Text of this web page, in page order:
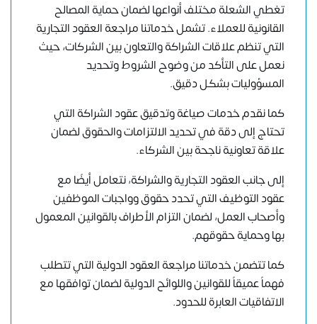
تغطي الشعلة مختلف أنواعها لضمان حماية المصالح
القانونية للعملاء. تشمل خدماتنا مراجعة العقود التجارية
التي تنظم علاقات الشراكة والتعاون بين الشركات، حيث
نعمل على التأكد من وضوح الشروط وتحديد
المسؤوليات بشكل دقيق.
كما نقدم خدمات صياغة وتدقيق عقود الشراكة التي
تحتاج إلى دقة في تحديد الالتزامات والحقوق لضمان
علاقة تعاونية ناجحة بين الشركاء.
إلى جانب العقود التجارية والشراكة، نتعامل أيضًا مع
عقود التوظيف التي تحدد حقوق وواجبات الموظفين
وأصحاب العمل، لضمان التزام الأطراف بالقوانين المعمول
بها وحماية حقوقهم.
كما تتضمن خدماتنا مراجعة العقود الدولية التي تتطلب
فهماً عميقاً للقوانين واللوائح الدولية لضمان توافقها مع
الاتفاقيات العابرة للحدود.